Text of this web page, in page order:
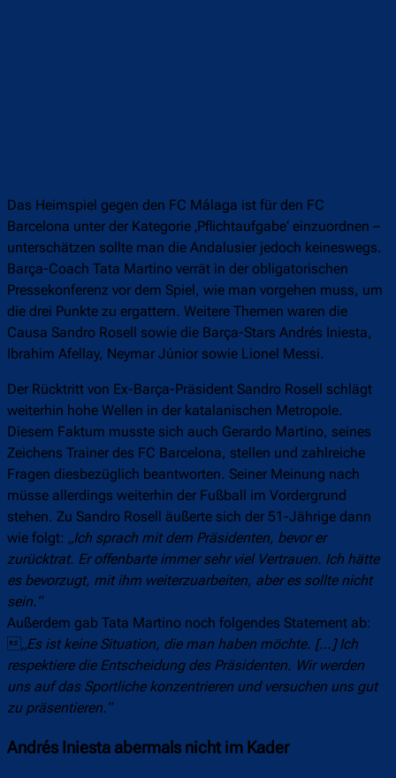
Das Heimspiel gegen den FC Málaga ist für den FC
Barcelona unter der Kategorie ‚Pflichtaufgabe‘ einzuordnen –
unterschätzen sollte man die Andalusier jedoch keineswegs.
Barça-Coach Tata Martino verrät in der obligatorischen
Pressekonferenz vor dem Spiel, wie man vorgehen muss, um
die drei Punkte zu ergattern. Weitere Themen waren die
Causa Sandro Rosell sowie die Barça-Stars Andrés Iniesta,
Ibrahim Afellay, Neymar Júnior sowie Lionel Messi.
Der Rücktritt von Ex-Barça-Präsident Sandro Rosell schlägt
weiterhin hohe Wellen in der katalanischen Metropole.
Diesem Faktum musste sich auch Gerardo Martino, seines
Zeichens Trainer des FC Barcelona, stellen und zahlreiche
Fragen diesbezüglich beantworten. Seiner Meinung nach
müsse allerdings weiterhin der Fußball im Vordergrund
stehen. Zu Sandro Rosell äußerte sich der 51-Jährige dann
wie folgt: „Ich sprach mit dem Präsidenten, bevor er
zurücktrat. Er offenbarte immer sehr viel Vertrauen. Ich hätte
es bevorzugt, mit ihm weiterzuarbeiten, aber es sollte nicht
sein.“
Außerdem gab Tata Martino noch folgendes Statement ab:
„Es ist keine Situation, die man haben möchte. […] Ich
respektiere die Entscheidung des Präsidenten. Wir werden
uns auf das Sportliche konzentrieren und versuchen uns gut
zu präsentieren.“
Andrés Iniesta abermals nicht im Kader